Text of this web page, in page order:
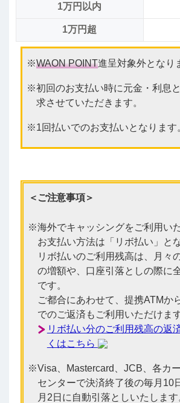
1万円以内
1万円超
WAON POINT進呈対象外となり
初回のお支払い時に元金・利息
求させていただきます。
1回払いでのお支払いとなります
＜ご注意事項＞
海外でキャッシングをご利用い
お支払い方法は「リボ払い」と
リボ払いのご利用残高は、月々
の増額や、口座引落としの際に
です。
ご都合にあわせて、提携ATMか
でのご返済もご利用いただけます
リボ払い分のご利用残高の返
くはこちら
Visa、Mastercard、JCB、各カ
センターで決済終了後の毎月10
月2日に自動引落としいたします